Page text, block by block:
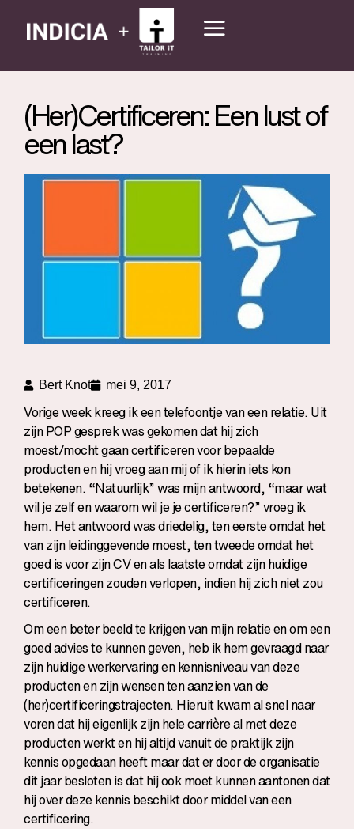
(Her)Certificeren: Een lust of
een last?
Bert Knot mei 9, 2017
Vorige week kreeg ik een telefoontje van een relatie. Uit
zijn POP gesprek was gekomen dat hij zich
moest/mocht gaan certificeren voor bepaalde
producten en hij vroeg aan mij of ik hierin iets kon
betekenen. “Natuurlijk” was mijn antwoord, “maar wat
wil je zelf en waarom wil je je certificeren?” vroeg ik
hem. Het antwoord was driedelig, ten eerste omdat het
van zijn leidinggevende moest, ten tweede omdat het
goed is voor zijn CV en als laatste omdat zijn huidige
certificeringen zouden verlopen, indien hij zich niet zou
certificeren.
Om een beter beeld te krijgen van mijn relatie en om een
goed advies te kunnen geven, heb ik hem gevraagd naar
zijn huidige werkervaring en kennisniveau van deze
producten en zijn wensen ten aanzien van de
(her)certificeringstrajecten. Hieruit kwam al snel naar
voren dat hij eigenlijk zijn hele carrière al met deze
producten werkt en hij altijd vanuit de praktijk zijn
kennis opgedaan heeft maar dat er door de organisatie
dit jaar besloten is dat hij ook moet kunnen aantonen dat
hij over deze kennis beschikt door middel van een
certificering.